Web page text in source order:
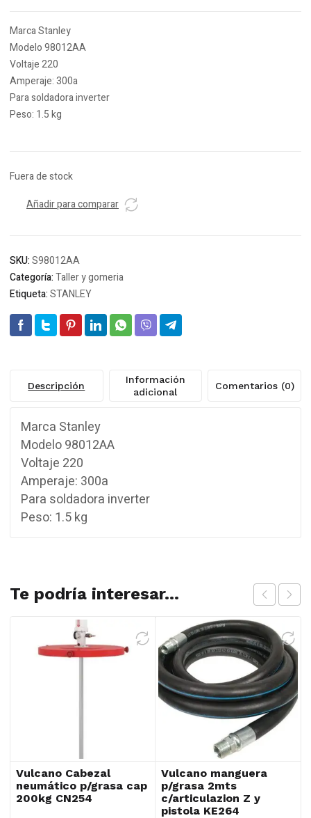
Marca Stanley
Modelo 98012AA
Voltaje 220
Amperaje: 300a
Para soldadora inverter
Peso: 1.5 kg
Fuera de stock
Añadir para comparar
SKU:S98012AA
Categoría:Taller y gomeria
Etiqueta:STANLEY
Descripción
Información
adicional
Comentarios (0)
Marca Stanley
Modelo 98012AA
Voltaje 220
Amperaje: 300a
Para soldadora inverter
Peso: 1.5 kg
Te podría interesar...
Vulcano Cabezal
neumático p/grasa cap
200kg CN254
Vulcano manguera
p/grasa 2mts
c/articulazion Z y
pistola KE264